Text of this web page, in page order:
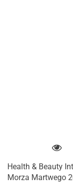
Health & Beauty
Morza Martwego